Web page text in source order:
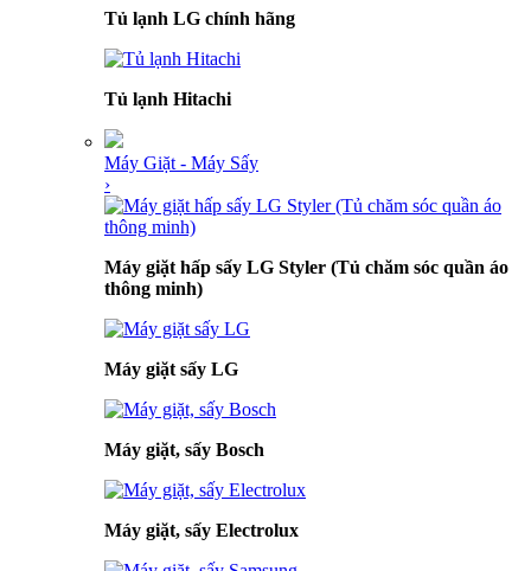
Tủ lạnh LG chính hãng
Tủ lạnh Hitachi
Máy Giặt - Máy Sấy
›
Máy giặt hấp sấy LG Styler (Tủ chăm sóc quần áo
thông minh)
Máy giặt sấy LG
Máy giặt, sấy Bosch
Máy giặt, sấy Electrolux